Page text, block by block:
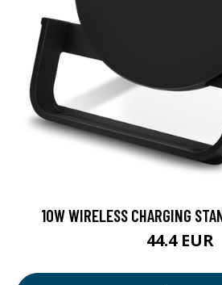
10W WIRELESS CHARGING
44.4 EUR